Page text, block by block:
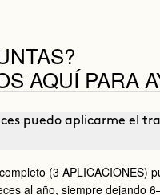
AQUÍ PARA
puedo aplicarme el
(3 APLICACIONES)
al año, siempre dejando